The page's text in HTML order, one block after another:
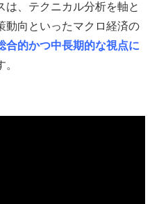
は、テクニカル分析を軸と
動向といったマクロ経済の
合的かつ中長期的な視点に